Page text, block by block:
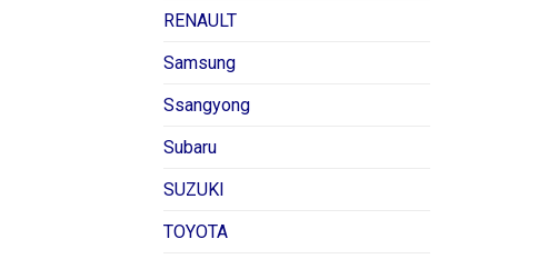
RENAULT
Samsung
Ssangyong
Subaru
SUZUKI
TOYOTA